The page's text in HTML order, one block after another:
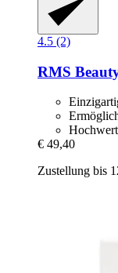
4.5 (2)
RMS
€ 49,40
Zustellung bis